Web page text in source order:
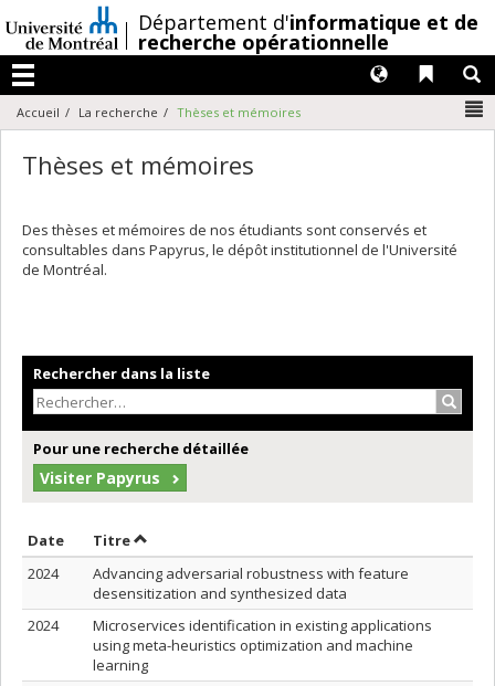
au
contenu
/Département d'informatique et de
recherche opérationnelle
Menu
Liens
Langues
Accueil La recherche Thèses et mémoires
Thèses et mémoires
Des thèses et mémoires de nos étudiants sont conservés et
consultables dans Papyrus, le dépôt institutionnel de l'Université
de Montréal.
Rechercher dans la liste
Pour une recherche détaillée
Visiter Papyrus
Date Trier par date en ordre croissant
TitreTrier par titre en ordre croissant
2024
Advancing adversarial robustness with feature
desensitization and synthesized data
2024
Microservices identification in existing applications
using meta-heuristics optimization and machine
learning